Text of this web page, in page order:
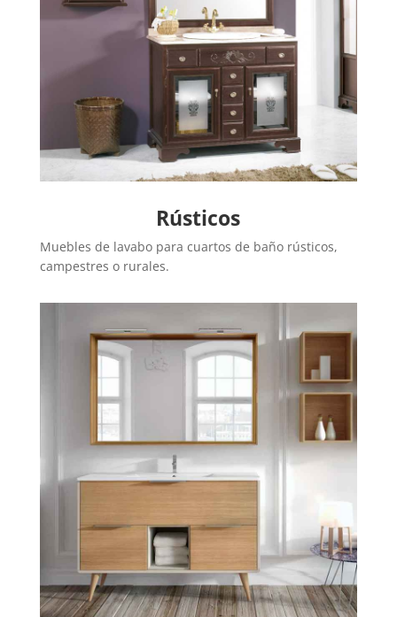
Rústicos
Muebles de lavabo para cuartos de baño rústicos,
campestres o rurales.